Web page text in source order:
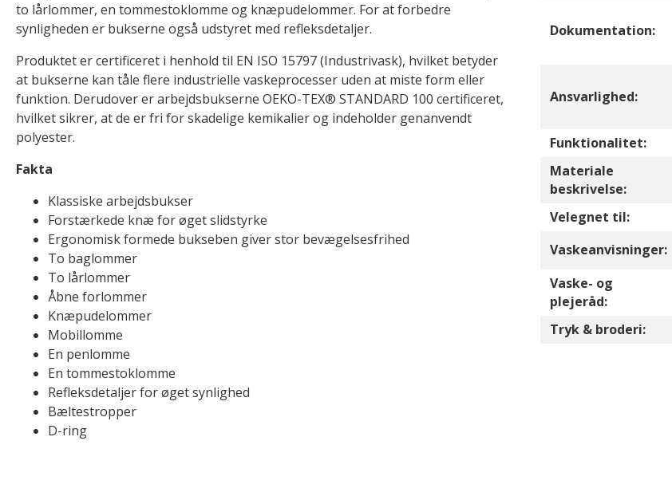
to lårlommer, en tommestoklomme og knæpudelommer. For at forbedre
synligheden er bukserne også udstyret med refleksdetaljer.
Produktet er certificeret i henhold til EN ISO 15797 (Industrivask), hvilket betyder
at bukserne kan tåle flere industrielle vaskeprocesser uden at miste form eller
funktion. Derudover er arbejdsbukserne OEKO-TEX® STANDARD 100 certificeret,
hvilket sikrer, at de er fri for skadelige kemikalier og indeholder genanvendt
polyester.
Fakta
Klassiske arbejdsbukser
Forstærkede knæ for øget slidstyrke
Ergonomisk formede bukseben giver stor bevægelsesfrihed
To baglommer
To lårlommer
Åbne forlommer
Knæpudelommer
Mobillomme
En penlomme
En tommestoklomme
Refleksdetaljer for øget synlighed
Bæltestropper
D-ring
Dokumentation:
Ansvarlighed:
Funktionalitet:
Materiale
beskrivelse:
Velegnet til:
Vaskeanvisninger:
Vaske- og
plejeråd:
Tryk & broderi: